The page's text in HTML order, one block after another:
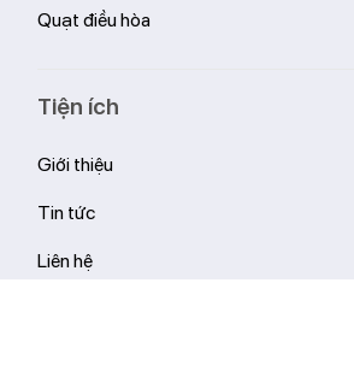
Quạt cây
Quạt sàn
Quạt điều hòa
Tiện ích